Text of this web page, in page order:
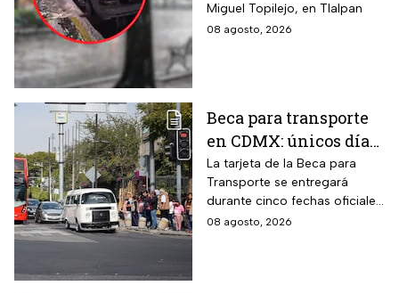
Miguel Topilejo, en Tlalpan
08 agosto, 2026
Beca para transporte
en CDMX: únicos días
para recoger la tarjeta
si te atrasaste
La tarjeta de la Beca para
Transporte se entregará
durante cinco fechas oficiales
en la CDMX; estos son los
08 agosto, 2026